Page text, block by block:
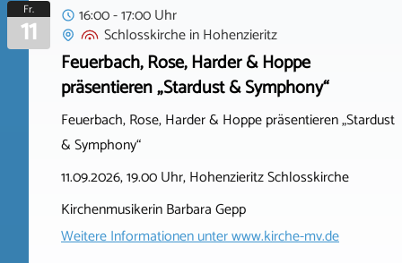
Fr.
11
16:00 - 17:00 Uhr
SchlosskircheinHohenzieritz
Feuerbach, Rose, Harder & Hoppe
präsentieren „Stardust & Symphony“
Feuerbach, Rose, Harder & Hoppe präsentieren „Stardust
& Symphony“
11.09.2026, 19.00 Uhr, Hohenzieritz Schlosskirche
Kirchenmusikerin Barbara Gepp
Weitere Informationen unterwww.kirche-mv.de